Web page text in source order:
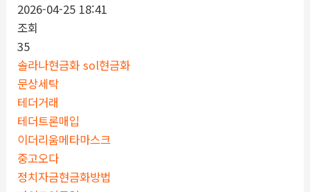
2026-04-25 18:41
조회
35
솔라나현금화 sol현금화
문상세탁
테더거래
테더트론매입
이더리움메타마스크
중고오다
정치자금현금화방법